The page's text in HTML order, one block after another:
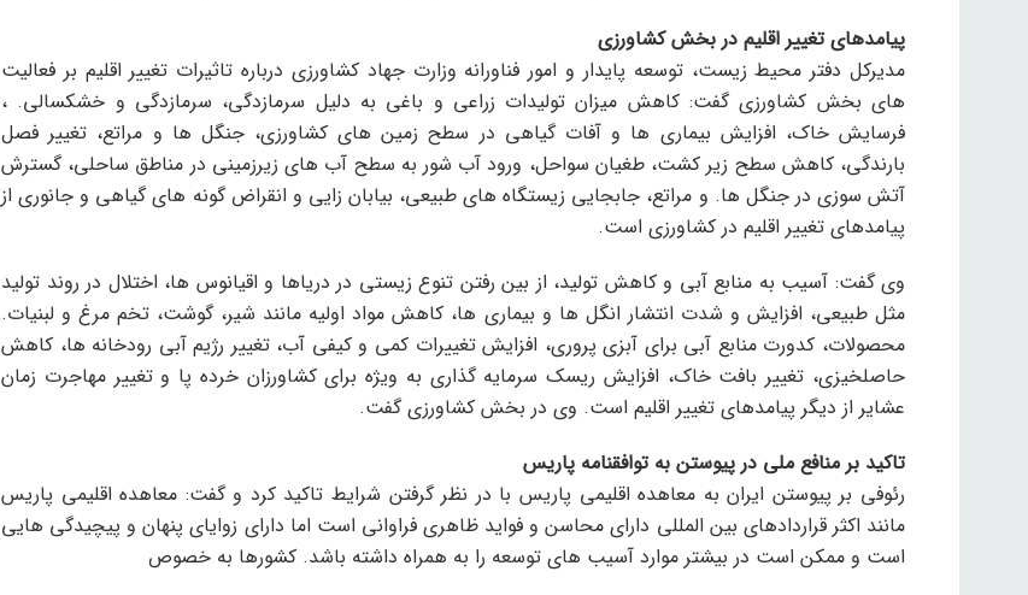
پیامدهای تغییر اقلیم در بخش کشاورزی
مدیرکل دفتر محیط زیست، توسعه پایدار و امور فناورانه وزارت جهاد کشاورزی درباره تاثیرات تغییر اقلیم بر فعالیت
های بخش کشاورزی گفت: کاهش میزان تولیدات زراعی و باغی به دلیل سرمازدگی، سرمازدگی و خشکسالی. ،
فرسایش خاک، افزایش بیماری ها و آفات گیاهی در سطح زمین های کشاورزی، جنگل ها و مراتع، تغییر فصل
بارندگی، کاهش سطح زیر کشت، طغیان سواحل، ورود آب شور به سطح آب های زیرزمینی در مناطق ساحلی، گسترش
آتش سوزی در جنگل ها. و مراتع، جابجایی زیستگاه های طبیعی، بیابان زایی و انقراض گونه های گیاهی و جانوری از
پیامدهای تغییر اقلیم در کشاورزی است.
وی گفت: آسیب به منابع آبی و کاهش تولید، از بین رفتن تنوع زیستی در دریاها و اقیانوس ها، اختلال در روند تولید
مثل طبیعی، افزایش و شدت انتشار انگل ها و بیماری ها، کاهش مواد اولیه مانند شیر، گوشت، تخم مرغ و لبنیات.
محصولات، کدورت منابع آبی برای آبزی پروری، افزایش تغییرات کمی و کیفی آب، تغییر رژیم آبی رودخانه ها، کاهش
حاصلخیزی، تغییر بافت خاک، افزایش ریسک سرمایه گذاری به ویژه برای کشاورزان خرده پا و تغییر مهاجرت زمان
عشایر از دیگر پیامدهای تغییر اقلیم است. وی در بخش کشاورزی گفت.
تاکید بر منافع ملی در پیوستن به توافقنامه پاریس
رئوفی بر پیوستن ایران به معاهده اقلیمی پاریس با در نظر گرفتن شرایط تاکید کرد و گفت: معاهده اقلیمی پاریس
مانند اکثر قراردادهای بین المللی دارای محاسن و فواید ظاهری فراوانی است اما دارای زوایای پنهان و پیچیدگی هایی
است و ممکن است در بیشتر موارد آسیب های توسعه را به همراه داشته باشد. کشورها به خصوص